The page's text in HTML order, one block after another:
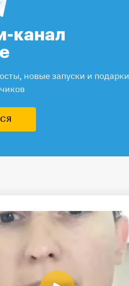
канал
новые запуски и подарки